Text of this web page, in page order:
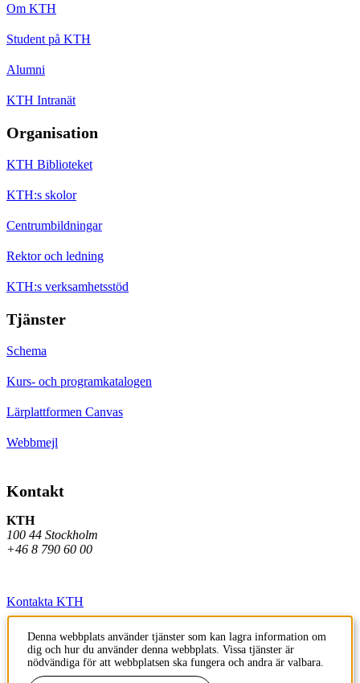
Om KTH
Student på KTH
Alumni
KTH Intranät
Organisation
KTH Biblioteket
KTH:s skolor
Centrumbildningar
Rektor och ledning
KTH:s verksamhetsstöd
Tjänster
Schema
Kurs- och programkatalogen
Lärplattformen Canvas
Webbmejl
Kontakt
KTH
100 44 Stockholm
+46 8 790 60 00
Kontakta KTH
Jobba på KTH
Press och media
Denna webbplats använder tjänster som kan lagra information om
dig och hur du använder denna webbplats. Vissa tjänster är
nödvändiga för att webbplatsen ska fungera och andra är valbara.